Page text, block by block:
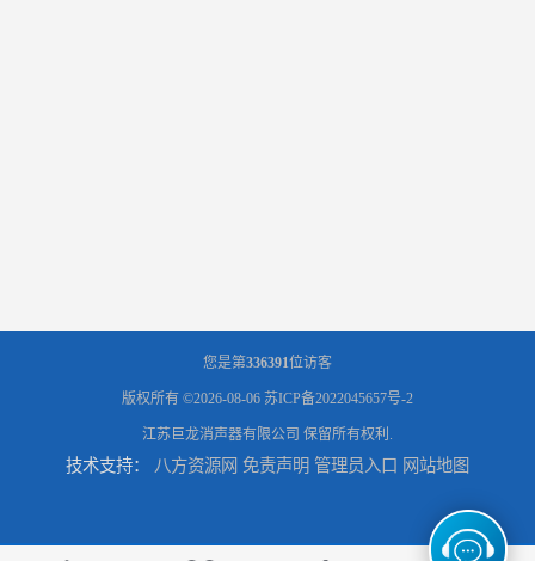
您是第336391位访客
版权所有 ©2026-08-06 苏ICP备2022045657号-2
江苏巨龙消声器有限公司 保留所有权利.
技术支持： 八方资源网 免责声明 管理员入口 网站地图